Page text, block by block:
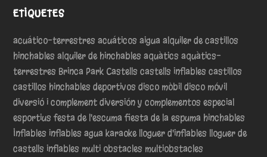
ETIQUETES
acuático-terrestres acuáticos aigua alquiler de castillos
hinchables alquiler de hinchables aquàtics aquàtics-
terrestres Brinca Park Castells castells inflables castillos
castillos hinchables deportivos disco mòbil disco móvil
diversió i complement diversión y complementos especial
esportius festa de l'escuma fiesta de la espuma hinchables
Inflables inflables agua karaoke lloguer d'inflables lloguer de
castells inflables multi obstacles multiobstacles